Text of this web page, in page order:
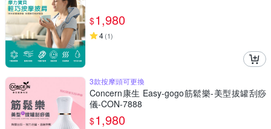
$1,980
4(1)
3款按摩頭可更換
Concern康生 Easy-gogo筋鬆樂-美型拔罐刮痧
儀-CON-7888
$1,980